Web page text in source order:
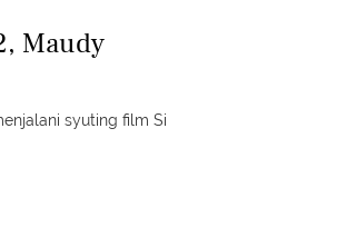
Maudy
syuting film Si